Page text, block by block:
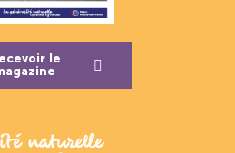
le